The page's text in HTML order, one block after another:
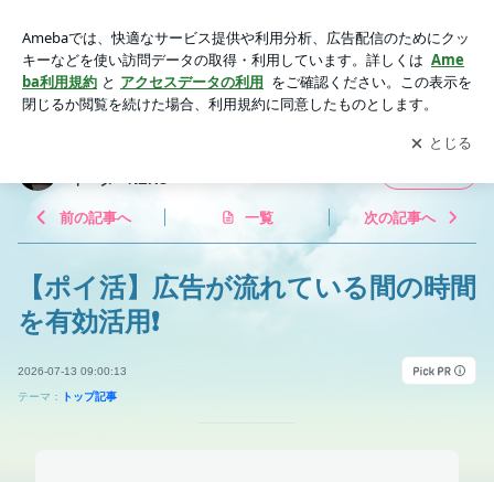
生活 ハーブ・コーヒー☕️コーディネーターNERO
アプリをダウンロードして ブログの更新通知
を受け取りまし
ょう。
開く
ネーターNERO
前の記事へ 一覧 次の記事へ
【ポイ活】広告が流れている間の時間
を有効活用❗️
2026-07-13 09:00:13
テーマ： トップ記事